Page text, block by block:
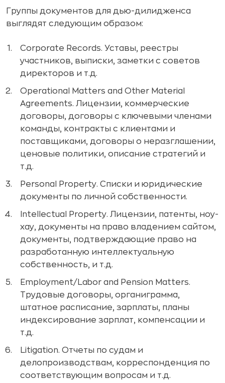
Группы документов для дью-дилидженса
выглядят следующим образом:
Corporate Records. Уставы, реестры
участников, выписки, заметки с советов
директоров и т.д.
Operational Matters and Other Material
Agreements. Лицензии, коммерческие
договоры, договоры с ключевыми членами
команды, контракты с клиентами и
поставщиками, договоры о неразглашении,
ценовые политики, описание стратегий и
т.д.
Personal Property. Списки и юридические
документы по личной собственности.
Intellectual Property. Лицензии, патенты, ноу-
хау, документы на право владением сайтом,
документы, подтверждающие право на
разработанную интеллектуальную
собственность, и т.д.
Employment/Labor and Pension Matters.
Трудовые договоры, органиграмма,
штатное расписание, зарплаты, планы
индексирование зарплат, компенсации и
т.д.
Litigation. Отчеты по судам и
делопроизводствам, корреспонденция по
соответствующим вопросам и т.д.